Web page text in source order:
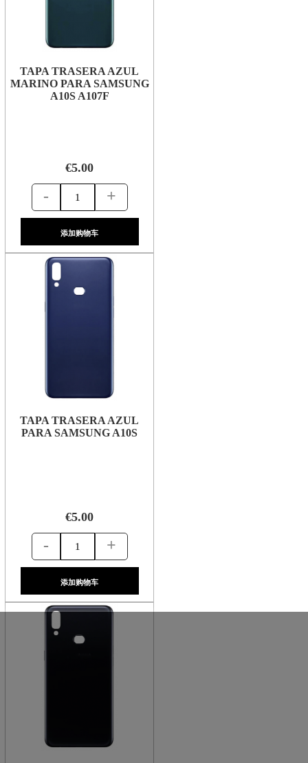
TAPA TRASERA AZUL
MARINO PARA SAMSUNG
A10S A107F
€5.00
- +
添加购物车
TAPA TRASERA AZUL
PARA SAMSUNG A10S
€5.00
- +
添加购物车